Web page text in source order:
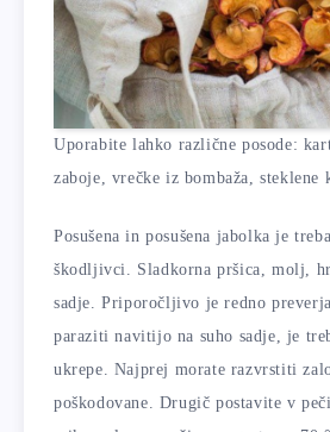
Uporabite lahko različne posode:
zaboje, vrečke iz bombaža, steklene
Posušena in posušena jabolka je
škodljivci. Sladkorna pršica, molj,
sadje. Priporočljivo je redno
paraziti navitijo na suho sadje, je
ukrepe. Najprej morate razvrstiti
poškodovane. Drugič postavite v